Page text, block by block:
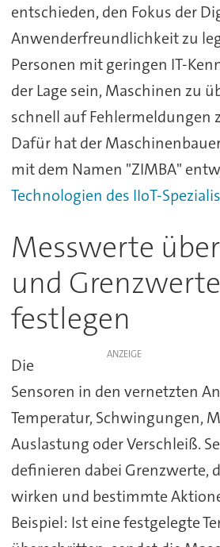
entschieden, den Fokus der
Anwenderfreundlichkeit zu
Personen mit geringen IT-
der Lage sein, Maschinen zu
schnell auf Fehlermeldungen
Dafür hat der
mit dem Namen "ZIMBA"
Technologien des IIoT-
Messwerte
und Grenzwerte
festlegen
ANZEIGE
Die
Sensoren in den vernetzten
Temperatur, Schwingungen,
Auslastung oder Verschleiß.
definieren dabei Grenzwerte,
wirken und bestimmte
Beispiel: Ist eine festgelegte